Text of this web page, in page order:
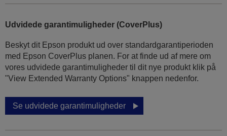
Udvidede garantimuligheder (CoverPlus)
Beskyt dit Epson produkt ud over standardgarantiperioden
med Epson CoverPlus planen. For at finde ud af mere om
vores udvidede garantimuligheder til dit nye produkt klik på
"View Extended Warranty Options" knappen nedenfor.
Se udvidede garantimuligheder